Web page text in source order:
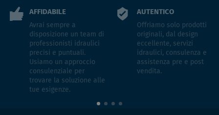
AFFIDABILE
Avrai sempre a
disposizione un team di
professionisti idraulici
precisi e puntuali.
Usiamo un approccio
consulenziale per
trovare la soluzione alle
tue esigenze.
AUTENTICO
Offriamo solo prodotti
originali, dal design
eccellente, servizi
idraulici, consulenza e
assistenza pre e post
vendita.